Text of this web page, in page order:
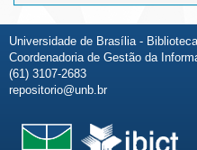
Universidade de Brasília -
Coordenadoria de Gestão da
(61) 3107-2683
repositorio@unb.br